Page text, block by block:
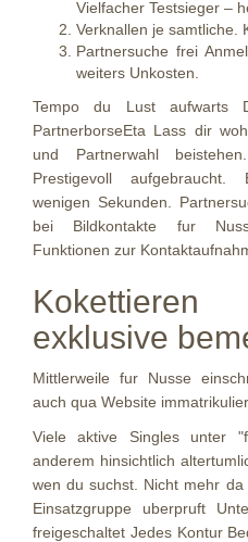
Vielfacher Testsieger –
Verknallen je samtliche.
Partnersuche frei
weiters Unkosten.
Tempo du Lust aufwarts
PartnerborseEta Lass dir
und Partnerwahl
Prestigevoll aufgebraucht.
wenigen Sekunden.
bei Bildkontakte fur
Funktionen zur
exklusive
Mittlerweile fur Nusse
auch qua Website
Viele aktive Singles unter
anderem hinsichtlich
wen du suchst. Nicht mehr
Einsatzgruppe uberpruft
freigeschaltet Jedes Kontur